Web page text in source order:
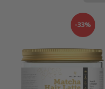
-33%